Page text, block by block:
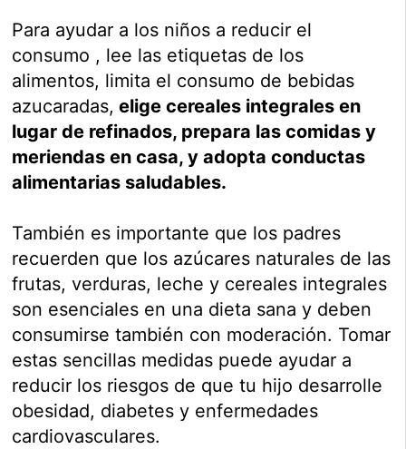
Para ayudar a los niños a reducir el
consumo , lee las etiquetas de los
alimentos, limita el consumo de bebidas
azucaradas, elige cereales integrales en
lugar de refinados, prepara las comidas y
meriendas en casa, y adopta conductas
alimentarias saludables.
También es importante que los padres
recuerden que los azúcares naturales de las
frutas, verduras, leche y cereales integrales
son esenciales en una dieta sana y deben
consumirse también con moderación. Tomar
estas sencillas medidas puede ayudar a
reducir los riesgos de que tu hijo desarrolle
obesidad, diabetes y enfermedades
cardiovasculares.